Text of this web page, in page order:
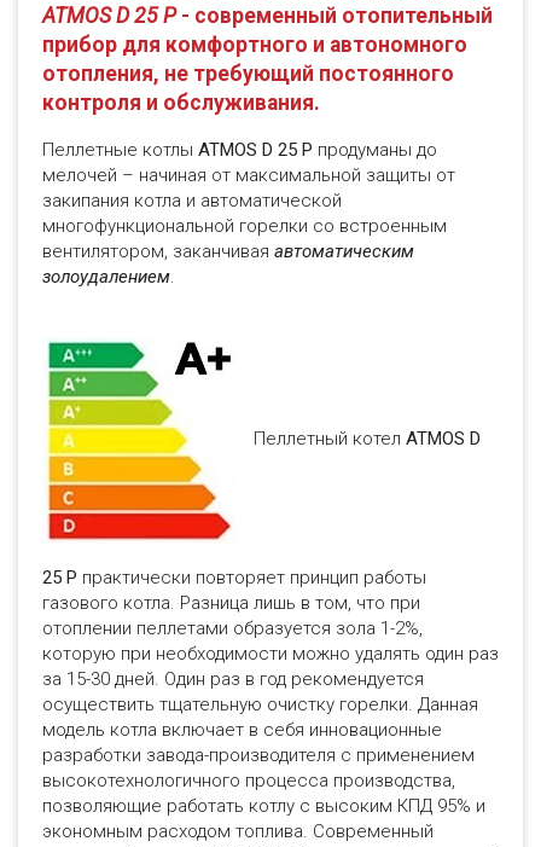
ATMOS D 25 P- современный отопительный
прибор для комфортного и автономного
отопления, не требующий постоянного
контроля и обслуживания.
Пеллетные котлы ATMOS D 25 P продуманы до
мелочей – начиная от максимальной защиты от
закипания котла и автоматической
многофункциональной горелки со встроенным
вентилятором, заканчивая автоматическим
золоудалением.
Пеллетный котел ATMOS D
25 P практически повторяет принцип работы
газового котла. Разница лишь в том, что при
отоплении пеллетами образуется зола 1-2%,
которую при необходимости можно удалять один раз
за 15-30 дней. Один раз в год рекомендуется
осуществить тщательную очистку горелки. Данная
модель котла включает в себя инновационные
разработки завода-производителя с применением
высокотехнологичного процесса производства,
позволяющие работать котлу с высоким КПД 95% и
экономным расходом топлива. Современный